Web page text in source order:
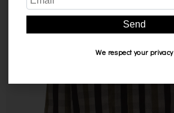
Send
We respect your privacy